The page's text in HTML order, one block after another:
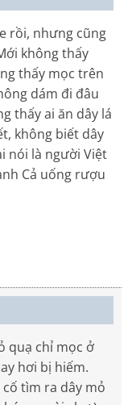
rồi, nhưng cũng
không thấy
thấy mọc trên
dám đi đâu
thấy ai ăn dây lá
không biết dây
nói là người Việt
Cả uống rượu
quạ chỉ mọc ở
hơi bị hiếm.
tìm ra dây mỏ